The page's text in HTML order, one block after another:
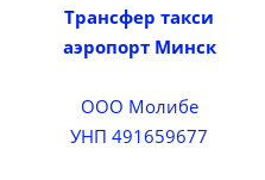
Трансфер такси
аэропорт Минск
ООО Молибе
УНП 491659677